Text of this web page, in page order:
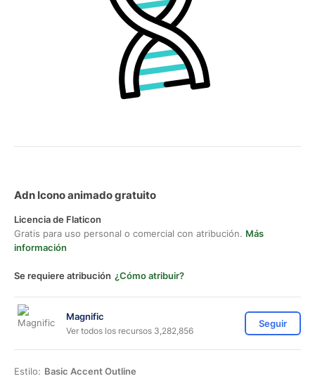
Adn Icono animado gratuito
Licencia de Flaticon
Gratis para uso personal o comercial con atribución. Más
información
Se requiere atribución ¿Cómo atribuir?
Magnific
Ver todos los recursos 3,282,856
Seguir
Estilo: Basic Accent Outline